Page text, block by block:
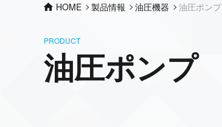
HOME 製品情報 油圧機器 油圧ポンプ
PRODUCT
油圧ポンプ